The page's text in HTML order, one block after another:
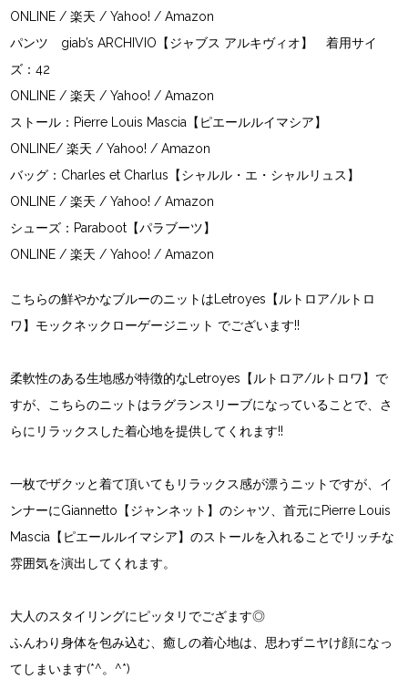
ONLINE /楽天 /Yahoo! /Amazon
パンツ giab’s ARCHIVIO【ジャブス アルキヴィオ】 着用サイ
ズ：42
ONLINE /楽天 /Yahoo! /Amazon
ストール：Pierre Louis Mascia【ピエールルイマシア】
ONLINE/楽天 /Yahoo! /Amazon
バッグ：Charles et Charlus【シャルル・エ・シャルリュス】
ONLINE /楽天 /Yahoo! /Amazon
シューズ：Paraboot【パラブーツ】
ONLINE /楽天 /Yahoo! /Amazon
こちらの鮮やかなブルーのニットは Letroyes【ルトロア/ルトロ
ワ】 モックネックローゲージニット でございます!!
柔軟性のある生地感が特徴的な Letroyes【ルトロア/ルトロワ】 で
すが、こちらのニットはラグランスリーブになっていることで、さ
らにリラックスした着心地を提供してくれます!!
一枚でザクッと着て頂いてもリラックス感が漂うニットですが、イ
ンナーにGiannetto【ジャンネット】のシャツ、首元に Pierre Louis
Mascia【ピエールルイマシア】のストールを入れることでリッチな
雰囲気を演出してくれます。
大人のスタイリングにピッタリでござます◎
ふんわり身体を包み込む、癒しの着心地は、思わずニヤけ顔になっ
てしまいます(*^。^*)